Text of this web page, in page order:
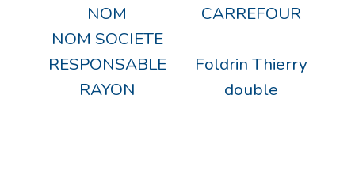
NOM
CARREFOUR
NOM SOCIETE
RESPONSABLE
Foldrin Thierry
RAYON
double